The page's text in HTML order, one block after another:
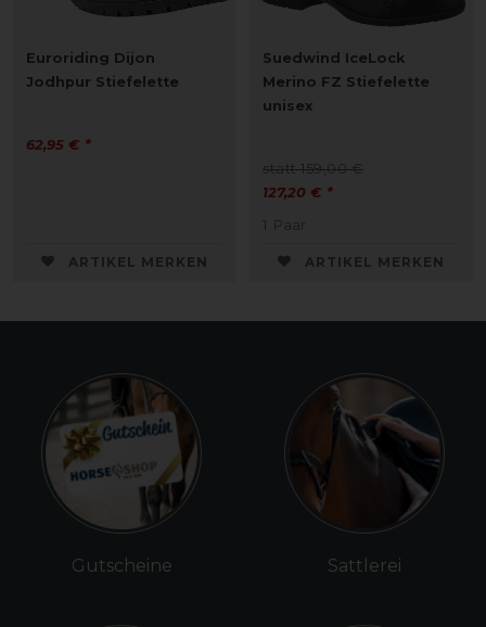
Euroriding Dijon
Jodhpur Stiefelette
62,95 € *
ARTIKEL MERKEN
Suedwind IceLock
Merino FZ Stiefelette
unisex
statt 159,00 €
127,20 € *
1 Paar
ARTIKEL MERKEN
Gutscheine Sattlerei